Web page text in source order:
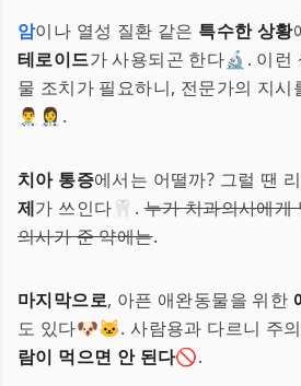
암이나 열성 질환 같은 특수한 상황
테로이드가 사용되곤 한다🔬. 이런
물 조치가 필요하니, 전문가의 지
👨‍⚕️👩‍⚕️.
치아 통증에서는 어떨까? 그럴 땐
제가 쓰인다🦷.누가 치과의사에게
의사가 준 약에는.
마지막으로, 아픈 애완동물을 위한
도 있다🐶🐱. 사람용과 다르니 주
람이 먹으면 안 된다🚫.